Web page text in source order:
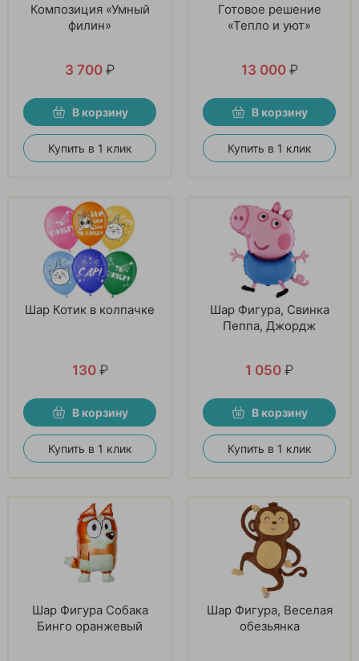
Композиция «Умный
филин»
3 700 ₽
В корзину
Купить в 1 клик
Готовое решение
«Тепло и уют»
13 000 ₽
В корзину
Купить в 1 клик
Шар Котик в колпачке
130 ₽
В корзину
Купить в 1 клик
Шар Фигура, Свинка
Пеппа, Джордж
1 050 ₽
В корзину
Купить в 1 клик
Шар Фигура Собака
Бинго оранжевый
Шар Фигура, Веселая
обезьянка